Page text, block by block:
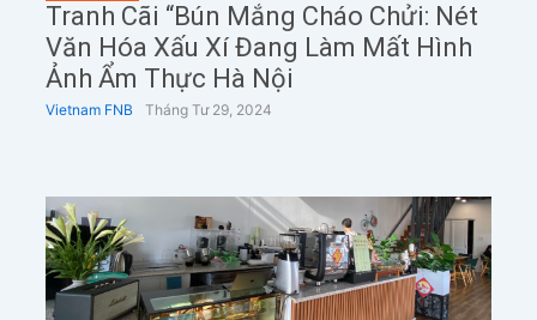
Tranh Cãi “Bún Mắng Cháo Chửi: Nét
Văn Hóa Xấu Xí Đang Làm Mất Hình
Ảnh Ẩm Thực Hà Nội
Vietnam FNB Tháng Tư 29, 2024